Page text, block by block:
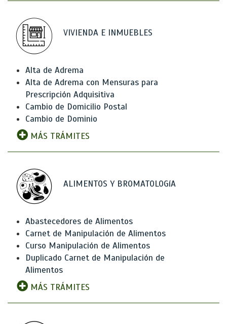
VIVIENDA E INMUEBLES
Alta de Adrema
Alta de Adrema con Mensuras para
Prescripción Adquisitiva
Cambio de Domicilio Postal
Cambio de Dominio
MÁS TRÁMITES
ALIMENTOS Y BROMATOLOGíA
Abastecedores de Alimentos
Carnet de Manipulación de Alimentos
Curso Manipulación de Alimentos
Duplicado Carnet de Manipulación de
Alimentos
MÁS TRÁMITES